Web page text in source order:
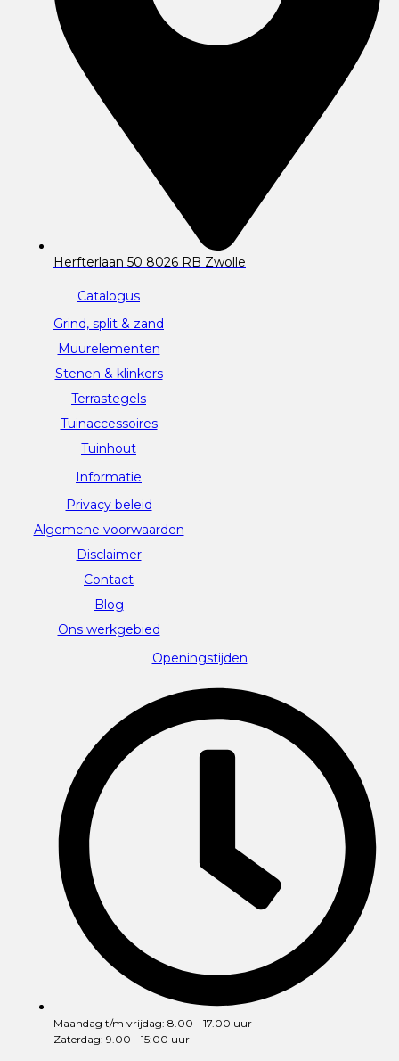
Herfterlaan 50 8026 RB Zwolle
Catalogus
Grind, split & zand
Muurelementen
Stenen & klinkers
Terrastegels
Tuinaccessoires
Tuinhout
Informatie
Privacy beleid
Algemene voorwaarden
Disclaimer
Contact
Blog
Ons werkgebied
Openingstijden
Maandag t/m vrijdag: 8.00 - 17.00 uur
Zaterdag: 9.00 - 15:00 uur